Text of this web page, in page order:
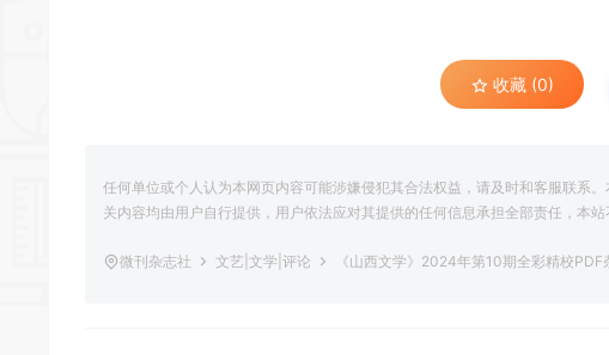
收藏 (0)
任何单位或个人认为本网页内容可能涉嫌侵犯其合法权益，请及时和客服联系
关内容均由用户自行提供，用户依法应对其提供的任何信息承担全部责任，本站
微刊杂志社 文艺|文学|评论 《山西文学》2024年第10期全彩精校PDF